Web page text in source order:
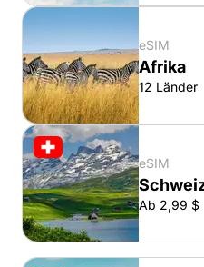
eSIM
Afrika
12 Länder
eSIM
Ab 2,99 $